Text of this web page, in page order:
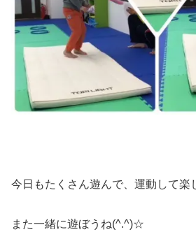
今日もたくさん遊んで、運動して楽
また一緒に遊ぼうね(^.^)☆